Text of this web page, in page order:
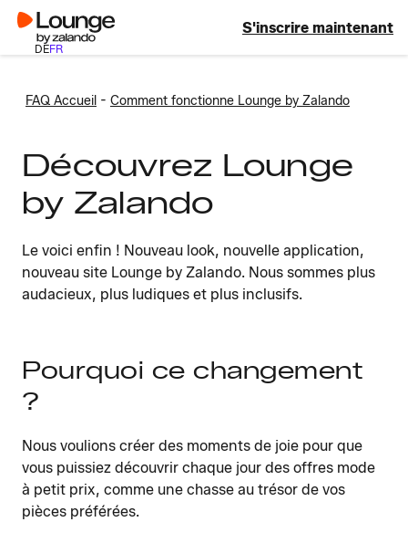
DEFR
S'inscrire maintenant
FAQ Accueil - Comment fonctionne Lounge by Zalando
Découvrez Lounge
by Zalando
Le voici enfin ! Nouveau look, nouvelle application,
nouveau site Lounge by Zalando. Nous sommes plus
audacieux, plus ludiques et plus inclusifs.
Pourquoi ce changement
?
Nous voulions créer des moments de joie pour que
vous puissiez découvrir chaque jour des offres mode
à petit prix, comme une chasse au trésor de vos
pièces préférées.